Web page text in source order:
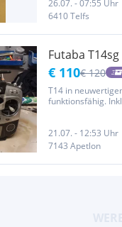
einfach...
26.07. - 07:55 Uhr
6410 Telfs
Futaba
€ 110€ 120
T14 in
funktionsfähig.
21.07. - 12:53 Uhr
7143 Apetlon